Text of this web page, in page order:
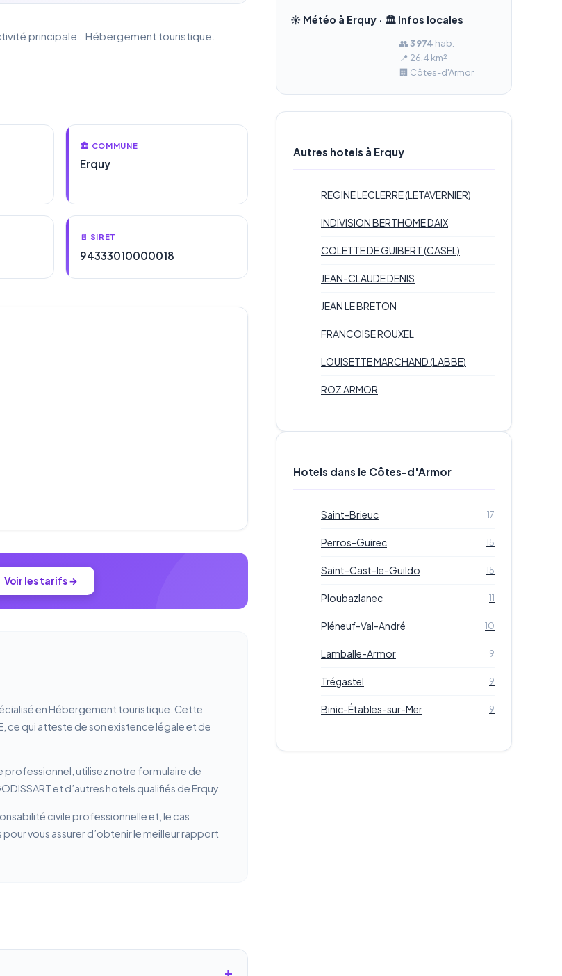
principale : Hébergement touristique.
🏛️ COMMUNE
Erquy
📄 SIRET
94333010000018
Voir les tarifs →
en Hébergement touristique. Cette
ce qui atteste de son existence légale et de
professionnel, utilisez notre formulaire de
et d’autres hotels qualifiés de Erquy.
civile professionnelle et, le cas
vous assurer d’obtenir le meilleur rapport
☀️ Météo à Erquy · 🏛️ Infos locales
👥 3 974 hab.
📍 26.4 km²
🏢 Côtes-d'Armor
Autres hotels à Erquy
REGINE LECLERRE (LETAVERNIER)
INDIVISION BERTHOME DAIX
COLETTE DE GUIBERT (CASEL)
JEAN-CLAUDE DENIS
JEAN LE BRETON
FRANCOISE ROUXEL
LOUISETTE MARCHAND (LABBE)
ROZ ARMOR
Hotels dans le Côtes-d'Armor
Saint-Brieuc 17
Perros-Guirec 15
Saint-Cast-le-Guildo 15
Ploubazlanec 11
Pléneuf-Val-André 10
Lamballe-Armor 9
Trégastel 9
Binic-Étables-sur-Mer 9